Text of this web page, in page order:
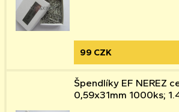
99 CZK
Špendlíky EF NEREZ
0,59x31mm 1000ks;